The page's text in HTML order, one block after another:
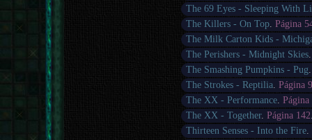
The 69 Eyes - Sleeping With
The Killers - On Top.Página
The Milk Carton Kids -
The Perishers - Midnight Skies
The Smashing Pumpkins - Pug
The Strokes - Reptilia.Página
The XX - Performance.Página
The XX - Together.Página 142
Thirteen Senses - Into the Fire.